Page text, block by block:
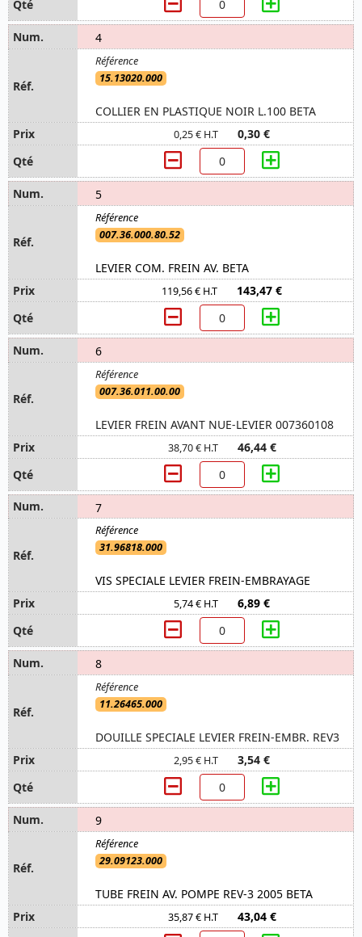
4
15.13020.000
COLLIER EN PLASTIQUE NOIR L.100 BETA
0,25 € H.T 0,30 €
5
007.36.000.80.52
LEVIER COM. FREIN AV. BETA
119,56 € H.T 143,47 €
6
007.36.011.00.00
LEVIER FREIN AVANT NUE-LEVIER 007360108
38,70 € H.T 46,44 €
7
31.96818.000
VIS SPECIALE LEVIER FREIN-EMBRAYAGE
5,74 € H.T 6,89 €
8
11.26465.000
DOUILLE SPECIALE LEVIER FREIN-EMBR. REV3
2,95 € H.T 3,54 €
9
29.09123.000
TUBE FREIN AV. POMPE REV-3 2005 BETA
35,87 € H.T 43,04 €